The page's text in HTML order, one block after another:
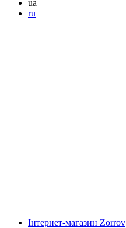
ua
ru
Інтернет-магазин Zorrov